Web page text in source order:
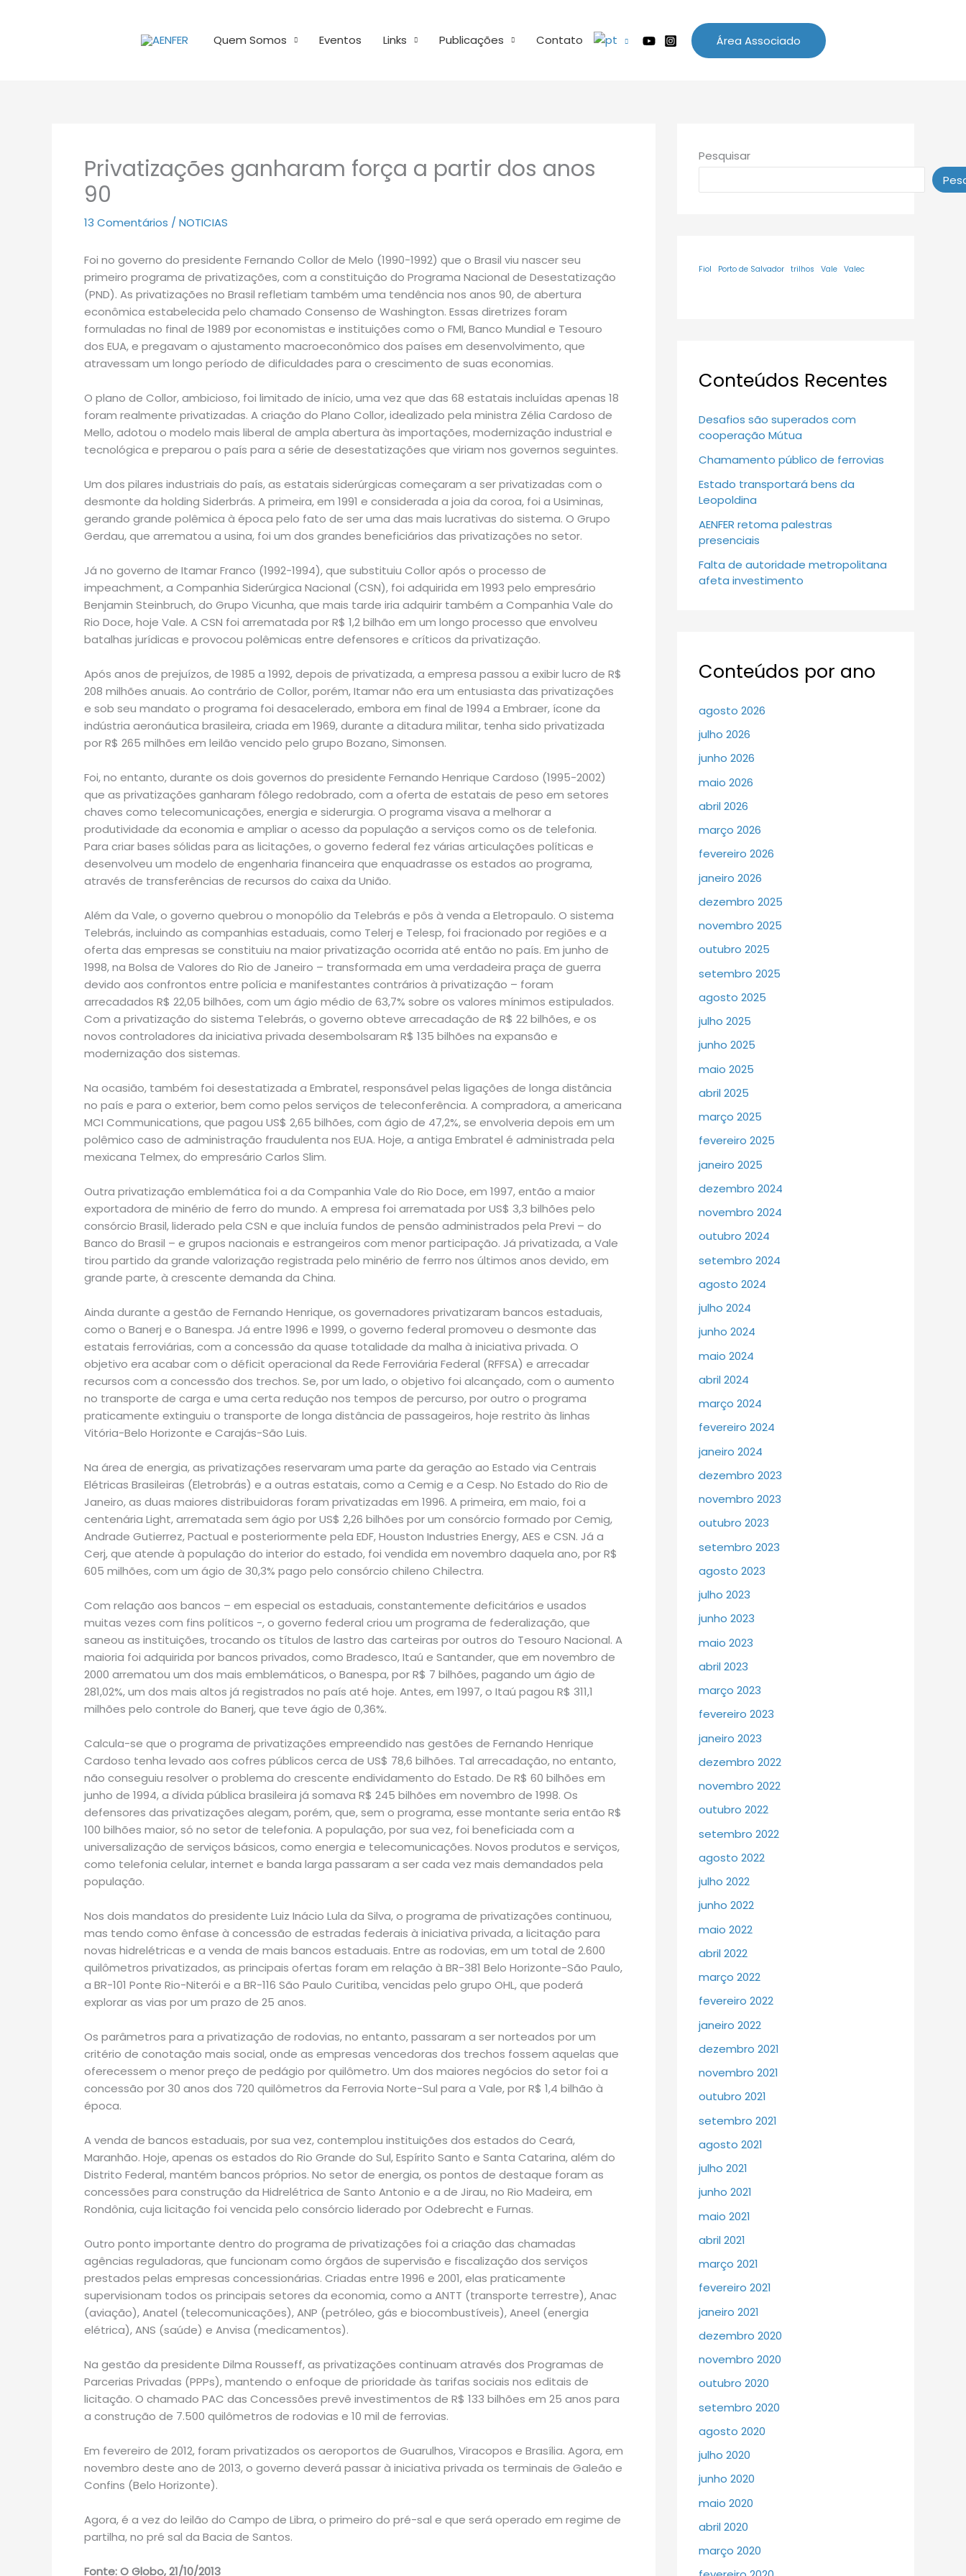
Quem Somos Eventos Links Publicações Contato Área Associado
Privatizações ganharam força a partir dos anos
90
13 Comentários / NOTICIAS
Foi no governo do presidente Fernando Collor de Melo (1990-1992) que o Brasil viu nascer seu
primeiro programa de privatizações, com a constituição do Programa Nacional de Desestatização
(PND). As privatizações no Brasil refletiam também uma tendência nos anos 90, de abertura
econômica estabelecida pelo chamado Consenso de Washington. Essas diretrizes foram
formuladas no final de 1989 por economistas e instituições como o FMI, Banco Mundial e Tesouro
dos EUA, e pregavam o ajustamento macroeconômico dos países em desenvolvimento, que
atravessam um longo período de dificuldades para o crescimento de suas economias.
O plano de Collor, ambicioso, foi limitado de início, uma vez que das 68 estatais incluídas apenas 18
foram realmente privatizadas. A criação do Plano Collor, idealizado pela ministra Zélia Cardoso de
Mello, adotou o modelo mais liberal de ampla abertura às importações, modernização industrial e
tecnológica e preparou o país para a série de desestatizações que viriam nos governos seguintes.
Um dos pilares industriais do país, as estatais siderúrgicas começaram a ser privatizadas com o
desmonte da holding Siderbrás. A primeira, em 1991 e considerada a joia da coroa, foi a Usiminas,
gerando grande polêmica à época pelo fato de ser uma das mais lucrativas do sistema. O Grupo
Gerdau, que arrematou a usina, foi um dos grandes beneficiários das privatizações no setor.
Já no governo de Itamar Franco (1992-1994), que substituiu Collor após o processo de
impeachment, a Companhia Siderúrgica Nacional (CSN), foi adquirida em 1993 pelo empresário
Benjamin Steinbruch, do Grupo Vicunha, que mais tarde iria adquirir também a Companhia Vale do
Rio Doce, hoje Vale. A CSN foi arrematada por R$ 1,2 bilhão em um longo processo que envolveu
batalhas jurídicas e provocou polêmicas entre defensores e críticos da privatização.
Após anos de prejuízos, de 1985 a 1992, depois de privatizada, a empresa passou a exibir lucro de R$
208 milhões anuais. Ao contrário de Collor, porém, Itamar não era um entusiasta das privatizações
e sob seu mandato o programa foi desacelerado, embora em final de 1994 a Embraer, ícone da
indústria aeronáutica brasileira, criada em 1969, durante a ditadura militar, tenha sido privatizada
por R$ 265 milhões em leilão vencido pelo grupo Bozano, Simonsen.
Foi, no entanto, durante os dois governos do presidente Fernando Henrique Cardoso (1995-2002)
que as privatizações ganharam fôlego redobrado, com a oferta de estatais de peso em setores
chaves como telecomunicações, energia e siderurgia. O programa visava a melhorar a
produtividade da economia e ampliar o acesso da população a serviços como os de telefonia.
Para criar bases sólidas para as licitações, o governo federal fez várias articulações políticas e
desenvolveu um modelo de engenharia financeira que enquadrasse os estados ao programa,
através de transferências de recursos do caixa da União.
Além da Vale, o governo quebrou o monopólio da Telebrás e pôs à venda a Eletropaulo. O sistema
Telebrás, incluindo as companhias estaduais, como Telerj e Telesp, foi fracionado por regiões e a
oferta das empresas se constituiu na maior privatização ocorrida até então no país. Em junho de
1998, na Bolsa de Valores do Rio de Janeiro – transformada em uma verdadeira praça de guerra
devido aos confrontos entre polícia e manifestantes contrários à privatização – foram
arrecadados R$ 22,05 bilhões, com um ágio médio de 63,7% sobre os valores mínimos estipulados.
Com a privatização do sistema Telebrás, o governo obteve arrecadação de R$ 22 bilhões, e os
novos controladores da iniciativa privada desembolsaram R$ 135 bilhões na expansão e
modernização dos sistemas.
Na ocasião, também foi desestatizada a Embratel, responsável pelas ligações de longa distância
no país e para o exterior, bem como pelos serviços de teleconferência. A compradora, a americana
MCI Communications, que pagou US$ 2,65 bilhões, com ágio de 47,2%, se envolveria depois em um
polêmico caso de administração fraudulenta nos EUA. Hoje, a antiga Embratel é administrada pela
mexicana Telmex, do empresário Carlos Slim.
Outra privatização emblemática foi a da Companhia Vale do Rio Doce, em 1997, então a maior
exportadora de minério de ferro do mundo. A empresa foi arrematada por US$ 3,3 bilhões pelo
consórcio Brasil, liderado pela CSN e que incluía fundos de pensão administrados pela Previ – do
Banco do Brasil – e grupos nacionais e estrangeiros com menor participação. Já privatizada, a Vale
tirou partido da grande valorização registrada pelo minério de ferrro nos últimos anos devido, em
grande parte, à crescente demanda da China.
Ainda durante a gestão de Fernando Henrique, os governadores privatizaram bancos estaduais,
como o Banerj e o Banespa. Já entre 1996 e 1999, o governo federal promoveu o desmonte das
estatais ferroviárias, com a concessão da quase totalidade da malha à iniciativa privada. O
objetivo era acabar com o déficit operacional da Rede Ferroviária Federal (RFFSA) e arrecadar
recursos com a concessão dos trechos. Se, por um lado, o objetivo foi alcançado, com o aumento
no transporte de carga e uma certa redução nos tempos de percurso, por outro o programa
praticamente extinguiu o transporte de longa distância de passageiros, hoje restrito às linhas
Vitória-Belo Horizonte e Carajás-São Luis.
Na área de energia, as privatizações reservaram uma parte da geração ao Estado via Centrais
Elétricas Brasileiras (Eletrobrás) e a outras estatais, como a Cemig e a Cesp. No Estado do Rio de
Janeiro, as duas maiores distribuidoras foram privatizadas em 1996. A primeira, em maio, foi a
centenária Light, arrematada sem ágio por US$ 2,26 bilhões por um consórcio formado por Cemig,
Andrade Gutierrez, Pactual e posteriormente pela EDF, Houston Industries Energy, AES e CSN. Já a
Cerj, que atende à população do interior do estado, foi vendida em novembro daquela ano, por R$
605 milhões, com um ágio de 30,3% pago pelo consórcio chileno Chilectra.
Com relação aos bancos – em especial os estaduais, constantemente deficitários e usados
muitas vezes com fins políticos -, o governo federal criou um programa de federalização, que
saneou as instituições, trocando os títulos de lastro das carteiras por outros do Tesouro Nacional. A
maioria foi adquirida por bancos privados, como Bradesco, Itaú e Santander, que em novembro de
2000 arrematou um dos mais emblemáticos, o Banespa, por R$ 7 bilhões, pagando um ágio de
281,02%, um dos mais altos já registrados no país até hoje. Antes, em 1997, o Itaú pagou R$ 311,1
milhões pelo controle do Banerj, que teve ágio de 0,36%.
Calcula-se que o programa de privatizações empreendido nas gestões de Fernando Henrique
Cardoso tenha levado aos cofres públicos cerca de US$ 78,6 bilhões. Tal arrecadação, no entanto,
não conseguiu resolver o problema do crescente endividamento do Estado. De R$ 60 bilhões em
junho de 1994, a dívida pública brasileira já somava R$ 245 bilhões em novembro de 1998. Os
defensores das privatizações alegam, porém, que, sem o programa, esse montante seria então R$
100 bilhões maior, só no setor de telefonia. A população, por sua vez, foi beneficiada com a
universalização de serviços básicos, como energia e telecomunicações. Novos produtos e serviços,
como telefonia celular, internet e banda larga passaram a ser cada vez mais demandados pela
população.
Nos dois mandatos do presidente Luiz Inácio Lula da Silva, o programa de privatizações continuou,
mas tendo como ênfase à concessão de estradas federais à iniciativa privada, a licitação para
novas hidrelétricas e a venda de mais bancos estaduais. Entre as rodovias, em um total de 2.600
quilômetros privatizados, as principais ofertas foram em relação à BR-381 Belo Horizonte-São Paulo,
a BR-101 Ponte Rio-Niterói e a BR-116 São Paulo Curitiba, vencidas pelo grupo OHL, que poderá
explorar as vias por um prazo de 25 anos.
Os parâmetros para a privatização de rodovias, no entanto, passaram a ser norteados por um
critério de conotação mais social, onde as empresas vencedoras dos trechos fossem aquelas que
oferecessem o menor preço de pedágio por quilômetro. Um dos maiores negócios do setor foi a
concessão por 30 anos dos 720 quilômetros da Ferrovia Norte-Sul para a Vale, por R$ 1,4 bilhão à
época.
A venda de bancos estaduais, por sua vez, contemplou instituições dos estados do Ceará,
Maranhão. Hoje, apenas os estados do Rio Grande do Sul, Espírito Santo e Santa Catarina, além do
Distrito Federal, mantém bancos próprios. No setor de energia, os pontos de destaque foram as
concessões para construção da Hidrelétrica de Santo Antonio e a de Jirau, no Rio Madeira, em
Rondônia, cuja licitação foi vencida pelo consórcio liderado por Odebrecht e Furnas.
Outro ponto importante dentro do programa de privatizações foi a criação das chamadas
agências reguladoras, que funcionam como órgãos de supervisão e fiscalização dos serviços
prestados pelas empresas concessionárias. Criadas entre 1996 e 2001, elas praticamente
supervisionam todos os principais setores da economia, como a ANTT (transporte terrestre), Anac
(aviação), Anatel (telecomunicações), ANP (petróleo, gás e biocombustíveis), Aneel (energia
elétrica), ANS (saúde) e Anvisa (medicamentos).
Na gestão da presidente Dilma Rousseff, as privatizações continuam através dos Programas de
Parcerias Privadas (PPPs), mantendo o enfoque de prioridade às tarifas sociais nos editais de
licitação. O chamado PAC das Concessões prevê investimentos de R$ 133 bilhões em 25 anos para
a construção de 7.500 quilômetros de rodovias e 10 mil de ferrovias.
Em fevereiro de 2012, foram privatizados os aeroportos de Guarulhos, Viracopos e Brasília. Agora, em
novembro deste ano de 2013, o governo deverá passar à iniciativa privada os terminais de Galeão e
Confins (Belo Horizonte).
Agora, é a vez do leilão do Campo de Libra, o primeiro do pré-sal e que será operado em regime de
partilha, no pré sal da Bacia de Santos.
Fonte: O Globo, 21/10/2013
Pesquisar
Fiol Porto de Salvador trilhos Vale Valec
Conteúdos Recentes
Desafios são superados com
cooperação Mútua
Chamamento público de ferrovias
Estado transportará bens da
Leopoldina
AENFER retoma palestras
presenciais
Falta de autoridade metropolitana
afeta investimento
Conteúdos por ano
agosto 2026
julho 2026
junho 2026
maio 2026
abril 2026
março 2026
fevereiro 2026
janeiro 2026
dezembro 2025
novembro 2025
outubro 2025
setembro 2025
agosto 2025
julho 2025
junho 2025
maio 2025
abril 2025
março 2025
fevereiro 2025
janeiro 2025
dezembro 2024
novembro 2024
outubro 2024
setembro 2024
agosto 2024
julho 2024
junho 2024
maio 2024
abril 2024
março 2024
fevereiro 2024
janeiro 2024
dezembro 2023
novembro 2023
outubro 2023
setembro 2023
agosto 2023
julho 2023
junho 2023
maio 2023
abril 2023
março 2023
fevereiro 2023
janeiro 2023
dezembro 2022
novembro 2022
outubro 2022
setembro 2022
agosto 2022
julho 2022
junho 2022
maio 2022
abril 2022
março 2022
fevereiro 2022
janeiro 2022
dezembro 2021
novembro 2021
outubro 2021
setembro 2021
agosto 2021
julho 2021
junho 2021
maio 2021
abril 2021
março 2021
fevereiro 2021
janeiro 2021
dezembro 2020
novembro 2020
outubro 2020
setembro 2020
agosto 2020
julho 2020
junho 2020
maio 2020
abril 2020
março 2020